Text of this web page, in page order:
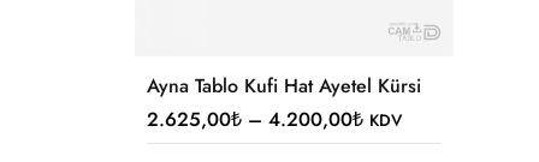
Ayna Tablo Kufi Hat Ayetel Kürsi
2.625,00₺ – 4.200,00₺ KDV